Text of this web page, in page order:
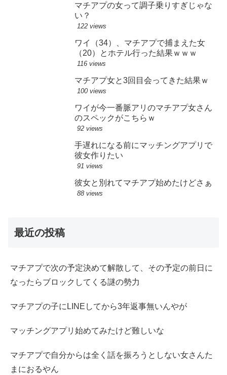
マチアプの女って調子乗りすぎじゃな
い？
122 views
ワイ（34）、マチアプで捕まえた女
（20）とホテル行った結果ｗｗｗ
116 views
マチアプ女と3回目会ってきた結果ｗ
100 views
ワイが今一番脈アリのマチアプ女さん
のスペックがこちらｗ
92 views
手遅れになる前にマッチングアプリで
彼女作りたい
91 views
彼女と別れてマチアプ始めたけどさぁ
88 views
最近の投稿
マチアプで次の予定決めて解散して、その予定の前日に
なったらブロックしてくる謎の勢力
マチアプの子にLINEしてから3年返事無いんやが
マッチングアプリ始めてみたけど難しいな
マチアプで自分からは全く話を振ろうとしない女さんた
まにおるやん